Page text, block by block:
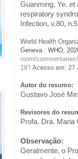
Guanming, Ye.
respiratory
Infection, v.80,
World Health
Geneva : WHO,
room/
19? Acesso em: 27
Autor do resumo:
Gustavo José
Revisores do
Profa. Dra. Maria
Observação:
Geralmente, o